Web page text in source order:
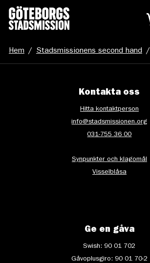
Hem / Stadsmissionens second hand /
Kontakta oss
Hitta kontaktperson
info@stadsmissionen.org
031-755 36 00
Synpunkter och klagomål
Visselblåsa
Ge en gåva
Swish: 90 01 702
Gåvoplusgiro: 90 01 70-2